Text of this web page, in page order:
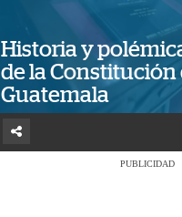
Historia y
de la Constitución
Guatemala
PUBLICIDAD